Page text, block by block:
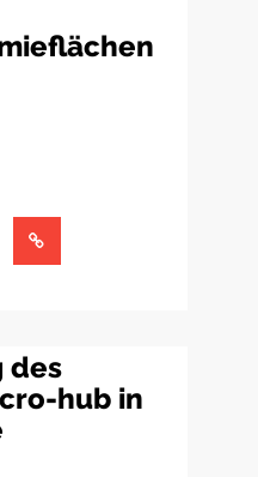
des
hub in